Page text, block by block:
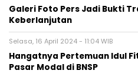
Galeri Foto Pers Jadi Bukti
Keberlanjutan
Selasa, 16 April 2024 - 11:04 WIB
Hangatnya Pertemuan Idul
Pasar Modal di BNSP